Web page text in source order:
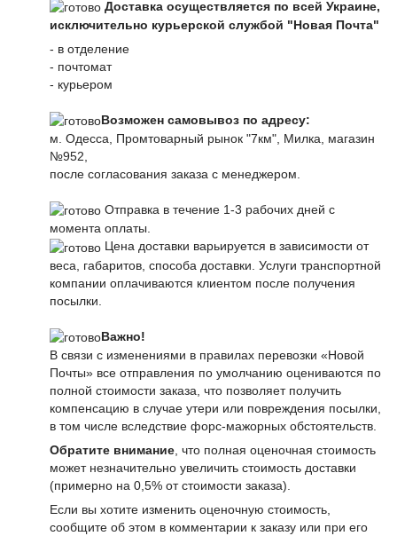
Доставка осуществляется по всей Украине,
исключительно курьерской службой "Новая Почта"
- в отделение
- почтомат
- курьером
Возможен самовывоз по адресу:
м. Одесса, Промтоварный рынок "7км", Милка, магазин
№952,
после согласования заказа с менеджером.
Отправка в течение 1-3 рабочих дней с
момента оплаты.
Цена доставки варьируется в зависимости от
веса, габаритов, способа доставки. Услуги транспортной
компании оплачиваются клиентом после получения
посылки.
Важно!
В связи с изменениями в правилах перевозки «Новой
Почты» все отправления по умолчанию оцениваются по
полной стоимости заказа, что позволяет получить
компенсацию в случае утери или повреждения посылки,
в том числе вследствие форс-мажорных обстоятельств.
Обратите внимание , что полная оценочная стоимость
может незначительно увеличить стоимость доставки
(примерно на 0,5% от стоимости заказа).
Если вы хотите изменить оценочную стоимость,
сообщите об этом в комментарии к заказу или при его